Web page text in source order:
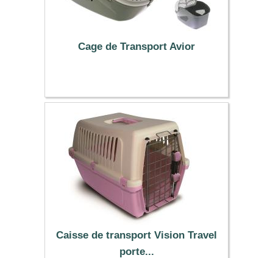
Cage de Transport Avior
19.99 €
Caisse de transport Vision Travel
porte...